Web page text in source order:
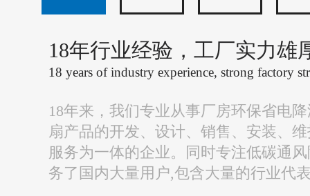
18年行业经验，工厂实力雄
18 years of industry experience, strong factory
18年来，我们专业从事厂房环保省电
扇产品的开发、设计、销售、安装、
服务为一体的企业。同时专注低碳通
务了国内大量用户,包含大量的行业代